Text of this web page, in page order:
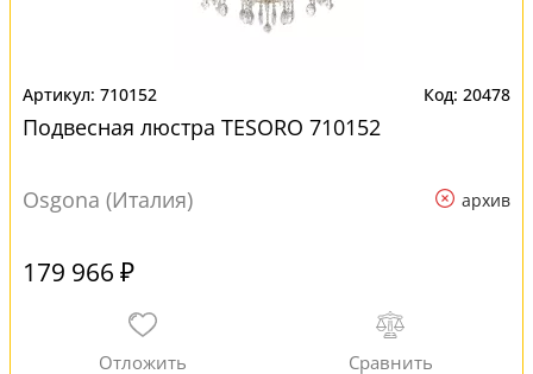
710152 20478
Подвесная люстра TESORO 710152
Osgona (Италия) архив
179 966 ₽